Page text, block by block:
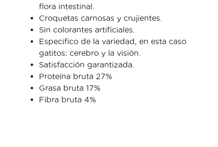
flora intestinal.
Croquetas carnosas y crujientes.
Sin colorantes artificiales.
Especifico de la variedad, en esta caso
gatitos: cerebro y la visión.
Satisfacción garantizada.
Proteína bruta 27%
Grasa bruta 17%
Fibra bruta 4%